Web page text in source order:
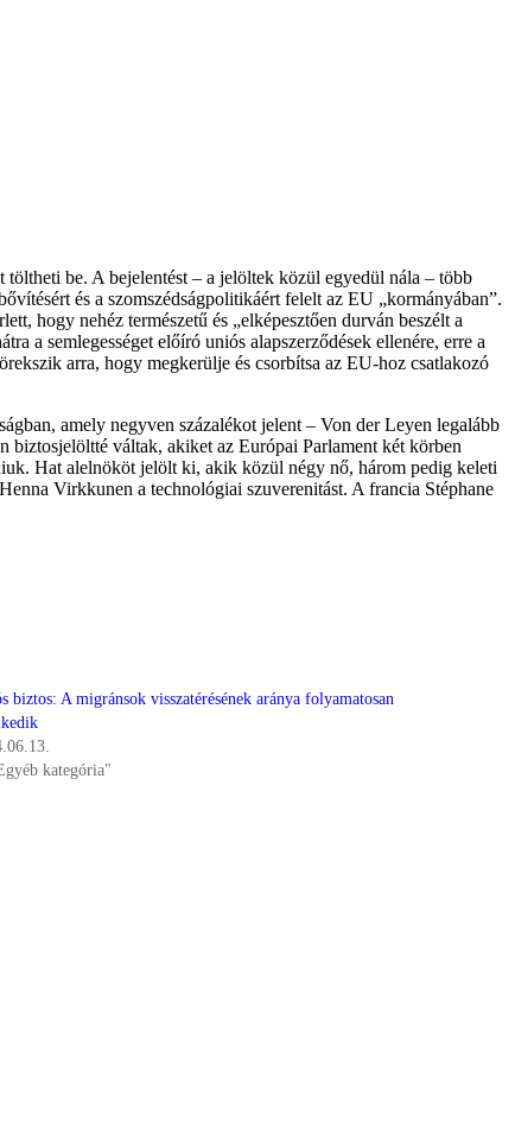
be. A bejelentést – a jelöltek közül egyedül nála – több
és a szomszédságpolitikáért felelt az EU „kormányában”.
hogy nehéz természetű és „elképesztően durván beszélt a
a semlegességet előíró uniós alapszerződések ellenére, erre a
arra, hogy megkerülje és csorbítsa az EU-hoz csatlakozó
amely negyven százalékot jelent – Von der Leyen legalább
váltak, akiket az Európai Parlament két körben
Hat alelnököt jelölt ki, akik közül négy nő, három pedig keleti
Virkkunen a technológiai szuverenitást. A francia Stéphane
biztos: A migránsok visszatérésének aránya folyamatosan
kategória"